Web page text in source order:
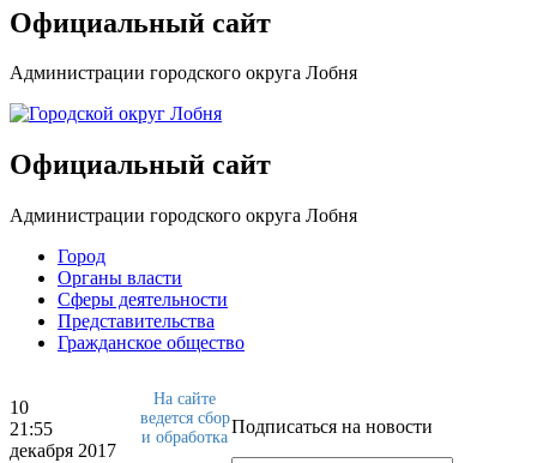
Официальный сайт
Администрации городского округа Лобня
Официальный сайт
Администрации городского округа Лобня
Город
Органы власти
Сферы деятельности
Представительства
Гражданское общество
10
21:55
декабря 2017
Подписаться на новости
На сайте
ведется сбор
и обработка